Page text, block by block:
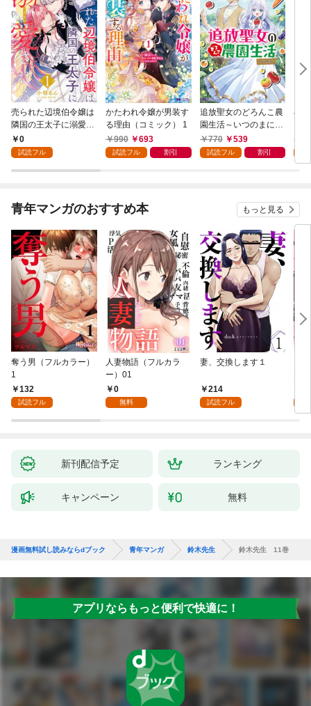
売られた辺境伯令嬢は
隣国の王太子に溺愛さ
れる 1
0
試読フル
かたわれ令嬢が男装す
る理由（コミック） 1
990
693
試読フル 割引
追放聖女のどろんこ農
園生活～いつのまにか
隣国を救ってしまいま
した～（コミック） 1
770 539
試読フル 割引
小
青年マンガのおすすめ本 もっと見る
奪う男（フルカラー）
1
132
試読フル
人妻物語（フルカラ
ー）01
0
無料
妻、交換します１
214
試読フル
な
新刊配信予定 ランキング
キャンペーン 無料
漫画無料試し読みならdブック 青年マンガ 鈴木先生 鈴木先生 11巻
アプリならもっと便利で快適に！